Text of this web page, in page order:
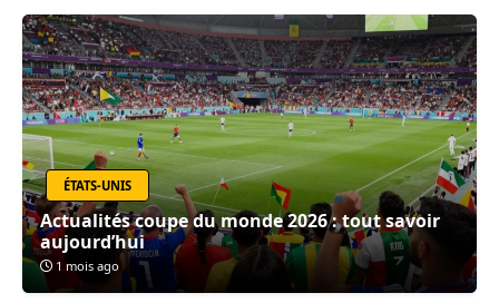
ÉTATS-UNIS
Actualités coupe du monde 2026 : tout savoir
aujourd’hui
1 mois ago